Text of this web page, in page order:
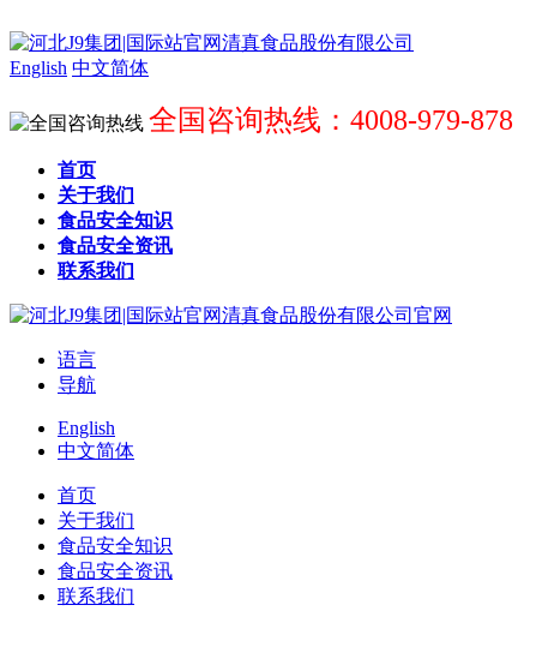
English 中文简体
全国咨询热线：4008-979-878
首页
关于我们
食品安全知识
食品安全资讯
联系我们
语言
导航
English
中文简体
首页
关于我们
食品安全知识
食品安全资讯
联系我们